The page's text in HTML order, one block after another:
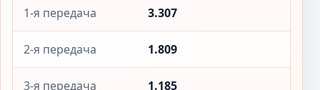
1-я передача 3.307
2-я передача 1.809
3-я передача 1.185